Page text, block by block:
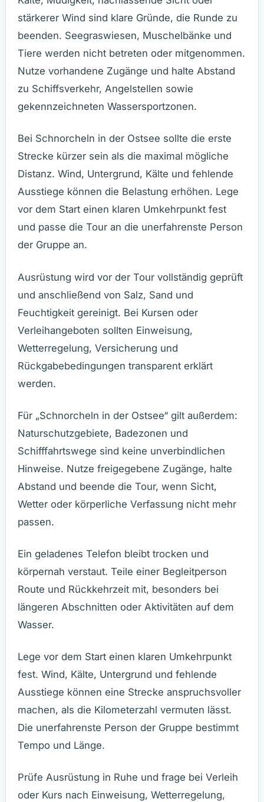
stärkerer Wind sind klare Gründe, die Runde zu
beenden. Seegraswiesen, Muschelbänke und
Tiere werden nicht betreten oder mitgenommen.
Nutze vorhandene Zugänge und halte Abstand
zu Schiffsverkehr, Angelstellen sowie
gekennzeichneten Wassersportzonen.
Bei Schnorcheln in der Ostsee sollte die erste
Strecke kürzer sein als die maximal mögliche
Distanz. Wind, Untergrund, Kälte und fehlende
Ausstiege können die Belastung erhöhen. Lege
vor dem Start einen klaren Umkehrpunkt fest
und passe die Tour an die unerfahrenste Person
der Gruppe an.
Ausrüstung wird vor der Tour vollständig geprüft
und anschließend von Salz, Sand und
Feuchtigkeit gereinigt. Bei Kursen oder
Verleihangeboten sollten Einweisung,
Wetterregelung, Versicherung und
Rückgabebedingungen transparent erklärt
werden.
Für „Schnorcheln in der Ostsee“ gilt außerdem:
Naturschutzgebiete, Badezonen und
Schifffahrtswege sind keine unverbindlichen
Hinweise. Nutze freigegebene Zugänge, halte
Abstand und beende die Tour, wenn Sicht,
Wetter oder körperliche Verfassung nicht mehr
passen.
Ein geladenes Telefon bleibt trocken und
körpernah verstaut. Teile einer Begleitperson
Route und Rückkehrzeit mit, besonders bei
längeren Abschnitten oder Aktivitäten auf dem
Wasser.
Lege vor dem Start einen klaren Umkehrpunkt
fest. Wind, Kälte, Untergrund und fehlende
Ausstiege können eine Strecke anspruchsvoller
machen, als die Kilometerzahl vermuten lässt.
Die unerfahrenste Person der Gruppe bestimmt
Tempo und Länge.
Prüfe Ausrüstung in Ruhe und frage bei Verleih
oder Kurs nach Einweisung, Wetterregelung,